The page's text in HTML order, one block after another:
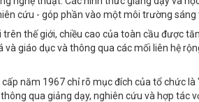
cứu - góp phần vào một môi trường sáng
thế giới, chiều cao của toàn cầu được
giáo dục và thông qua các mối liên hệ
năm 1967 chỉ rõ mục đích của tổ chức
qua giảng dạy, nghiên cứu và hợp tác